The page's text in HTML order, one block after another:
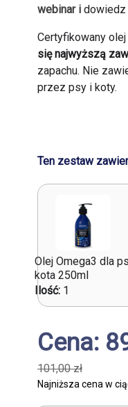
webinar i dowiedz
Certyfikowany
się najwyższą
zapachu. Nie
przez psy i koty.
Ten zestaw
Olej Omega3 dla
kota 250ml
Ilość: 1
Cena:
101,00 zł
Najniższa cena w